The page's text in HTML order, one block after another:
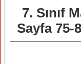
7. Sınıf
Sayfa 75-